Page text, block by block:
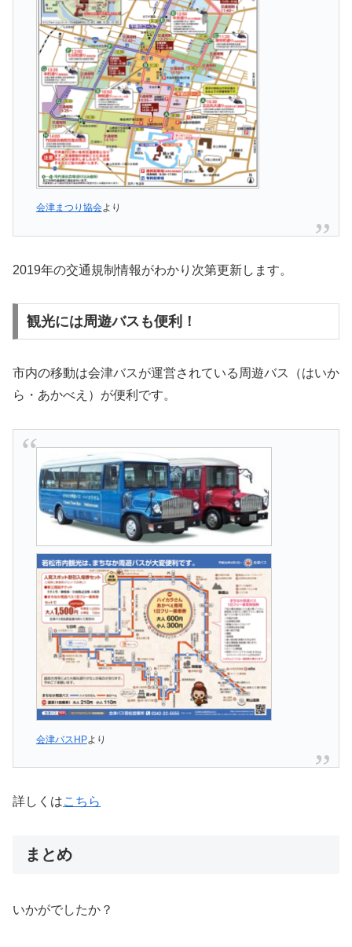
会津まつり協会より
2019年の交通規制情報がわかり次第更新します。
観光には周遊バスも便利！
市内の移動は会津バスが運営されている周遊バス（はいか
ら・あかべえ）が便利です。
会津バスHPより
詳しくはこちら
まとめ
いかがでしたか？